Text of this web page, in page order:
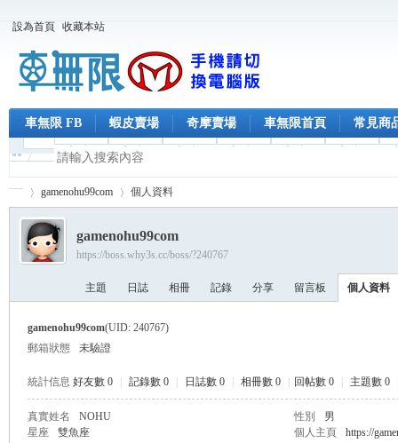
設為首頁 收藏本站
車無限 FB 蝦皮賣場 奇摩賣場 車無限首頁 常見商
›
gamenohu99com 個人資料
gamenohu99com
https://boss.why3s.cc/boss/?240767
主題 日誌 相冊 記錄 分享 留言板 個人資料
gamenohu99com(UID: 240767)
郵箱狀態
未驗證
統計信息 好友數 0 記錄數 0 日誌數 0 相冊數 0 回帖數 0 主題數 0
真實姓名 NOHU 性別
男
星座
雙魚座 個人主頁 https://